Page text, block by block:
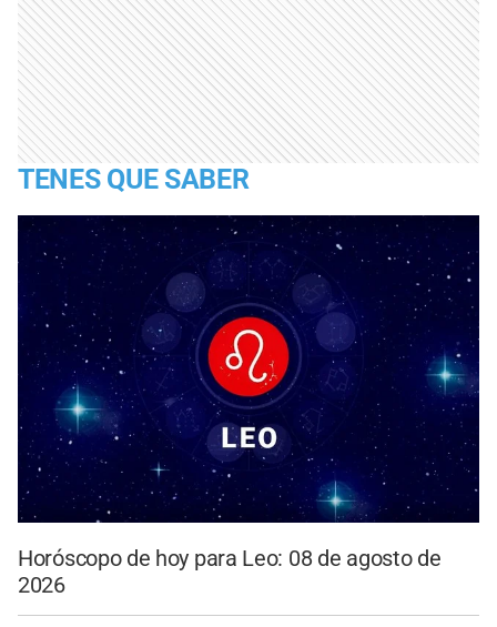
TENES QUE SABER
Horóscopo de hoy para Leo: 08 de agosto de
2026